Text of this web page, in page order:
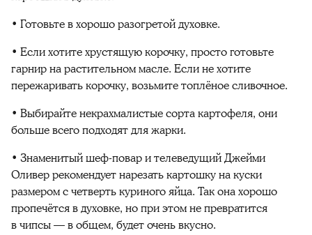
• Готовьте в хорошо разогретой духовке.
• Если хотите хрустящую корочку, просто готовьте
гарнир на растительном масле. Если не хотите
пережаривать корочку, возьмите топлёное сливочное.
• Выбирайте некрахмалистые сорта картофеля, они
больше всего подходят для жарки.
• Знаменитый шеф-повар и телеведущий Джейми
Оливер рекомендует нарезать картошку на куски
размером с четверть куриного яйца. Так она хорошо
пропечётся в духовке, но при этом не превратится
в чипсы — в общем, будет очень вкусно.